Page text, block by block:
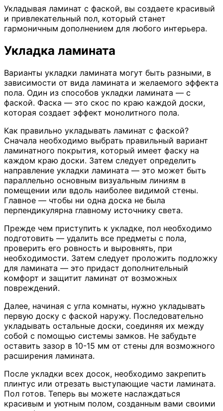
Укладывая ламинат с фаской, вы создаете красивый
и привлекательный пол, который станет
гармоничным дополнением для любого интерьера.
Укладка ламината
Варианты укладки ламината могут быть разными, в
зависимости от вида ламината и желаемого эффекта
пола. Один из способов укладки ламината — с
фаской. Фаска — это скос по краю каждой доски,
которая создает эффект монолитного пола.
Как правильно укладывать ламинат с фаской?
Сначала необходимо выбрать правильный вариант
ламинатного покрытия, который имеет фаску на
каждом краю доски. Затем следует определить
направление укладки ламината — это может быть
параллельно основным визуальным линиям в
помещении или вдоль наиболее видимой стены.
Главное — чтобы ни одна доска не была
перпендикулярна главному источнику света.
Прежде чем приступить к укладке, пол необходимо
подготовить — удалить все предметы с пола,
проверить его ровность и выровнять, при
необходимости. Затем следует проложить подложку
для ламината — это придаст дополнительный
комфорт и защитит ламинат от возможных
повреждений.
Далее, начиная с угла комнаты, нужно укладывать
первую доску с фаской наружу. Последовательно
укладывать остальные доски, соединяя их между
собой с помощью системы замков. Не забудьте
оставить зазор в 10-15 мм от стены для возможного
расширения ламината.
После укладки всех досок, необходимо закрепить
плинтус или отрезать выступающие части ламината.
Пол готов. Теперь вы можете наслаждаться
красивым и уютным полом, созданным вами своими